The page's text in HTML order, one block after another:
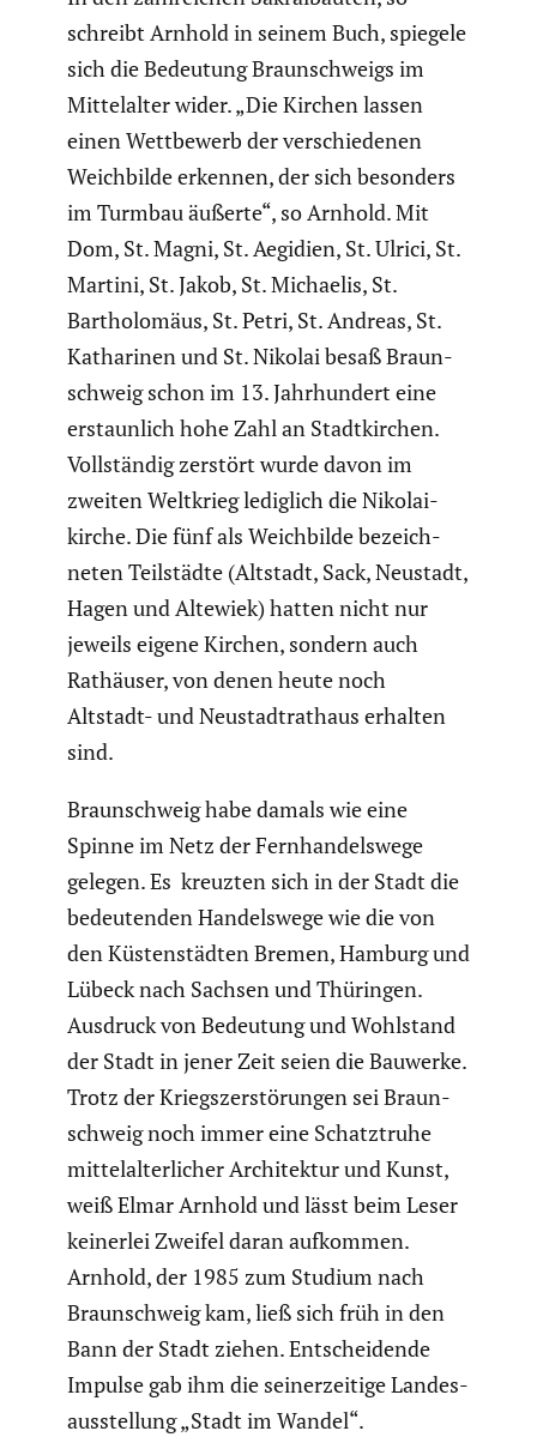
schreibt Arnhold in seinem Buch, spiegele
sich die Bedeutung Braun­schweigs im
Mittel­alter wider. „Die Kirchen lassen
einen Wettbe­werb der verschie­denen
Weich­bilde erkennen, der sich besonders
im Turmbau äußerte“, so Arnhold. Mit
Dom, St. Magni, St. Aegidien, St. Ulrici, St.
Martini, St. Jakob, St. Michaelis, St.
Bartho­lo­mäus, St. Petri, St. Andreas, St.
Katha­rinen und St. Nikolai besaß Braun­
schweig schon im 13. Jahrhun­dert eine
erstaun­lich hohe Zahl an Stadt­kir­chen.
Vollständig zerstört wurde davon im
zweiten Weltkrieg lediglich die Nikolai­
kirche. Die fünf als Weich­bilde bezeich­
neten Teilstädte (Altstadt, Sack, Neustadt,
Hagen und Altewiek) hatten nicht nur
jeweils eigene Kirchen, sondern auch
Rathäuser, von denen heute noch
Altstadt- und Neustadt­rat­haus erhalten
sind.
Braun­schweig habe damals wie eine
Spinne im Netz der Fernhan­dels­wege
gelegen. Es kreuzten sich in der Stadt die
bedeu­tenden Handels­wege wie die von
den Küsten­städten Bremen, Hamburg und
Lübeck nach Sachsen und Thüringen.
Ausdruck von Bedeutung und Wohlstand
der Stadt in jener Zeit seien die Bauwerke.
Trotz der Kriegs­zer­stö­rungen sei Braun­
schweig noch immer eine Schatz­truhe
mittel­al­ter­li­cher Archi­tektur und Kunst,
weiß Elmar Arnhold und lässt beim Leser
keinerlei Zweifel daran aufkommen.
Arnhold, der 1985 zum Studium nach
Braun­schweig kam, ließ sich früh in den
Bann der Stadt ziehen. Entschei­dende
Impulse gab ihm die seiner­zei­tige Landes­
aus­stel­lung „Stadt im Wandel“.